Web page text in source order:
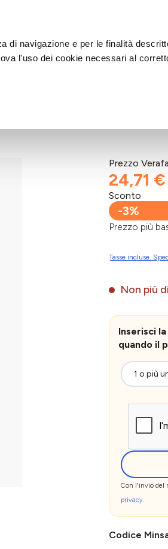
di navigazione e per le finalità
l'uso dei cookie necessari al
Prezzo
24,71 €
Sconto
-3%
Prezzo più
Tasse incluse.
Non più
Inserisci
quando il
Con l'invio del
privacy.
Codice